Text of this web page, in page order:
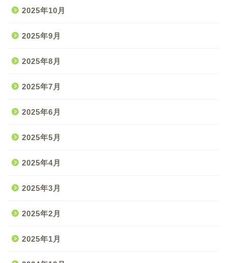
2025年10月
2025年9月
2025年8月
2025年7月
2025年6月
2025年5月
2025年4月
2025年3月
2025年2月
2025年1月